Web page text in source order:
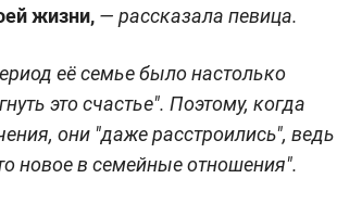
жизни, — рассказала певица.
её семье было настолько
это счастье". Поэтому, когда
они "даже расстроились", ведь
новое в семейные отношения".